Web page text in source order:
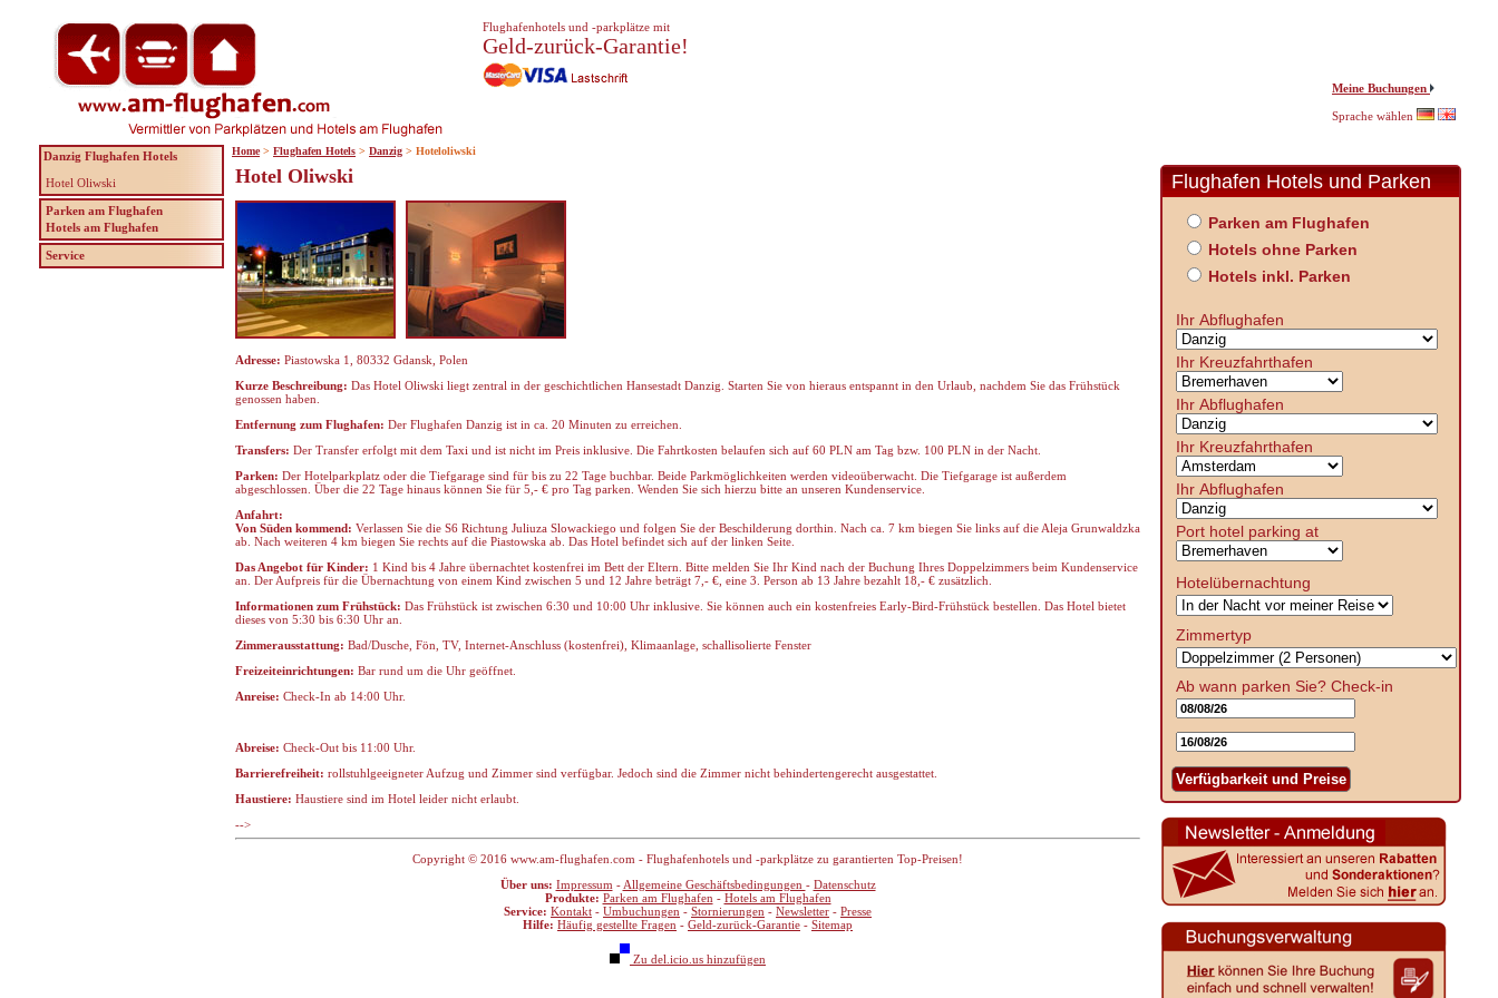
Hotel Oliwski
Adresse: Piastowska 1, 80332 Gdansk, Polen
Kurze Beschreibung: Das Hotel Oliwski liegt zentral in der geschichtlichen Hansestadt Danzig. Starten Sie von hieraus entspannt in den Urlaub, nachdem Sie das Frühstück
genossen haben.
Entfernung zum Flughafen: Der Flughafen Danzig ist in ca. 20 Minuten zu erreichen.
Transfers: Der Transfer erfolgt mit dem Taxi und ist nicht im Preis inklusive. Die Fahrtkosten belaufen sich auf 60 PLN am Tag bzw. 100 PLN in der Nacht.
Parken: Der Hotelparkplatz oder die Tiefgarage sind für bis zu 22 Tage buchbar. Beide Parkmöglichkeiten werden videoüberwacht. Die Tiefgarage ist außerdem
abgeschlossen. Über die 22 Tage hinaus können Sie für 5,- € pro Tag parken. Wenden Sie sich hierzu bitte an unseren Kundenservice.
Anfahrt:
Von Süden kommend: Verlassen Sie die S6 Richtung Juliuza Slowackiego und folgen Sie der Beschilderung dorthin. Nach ca. 7 km biegen Sie links auf die Aleja Grunwaldzka
ab. Nach weiteren 4 km biegen Sie rechts auf die Piastowska ab. Das Hotel befindet sich auf der linken Seite.
Das Angebot für Kinder: 1 Kind bis 4 Jahre übernachtet kostenfrei im Bett der Eltern. Bitte melden Sie Ihr Kind nach der Buchung Ihres Doppelzimmers beim Kundenservice
an. Der Aufpreis für die Übernachtung von einem Kind zwischen 5 und 12 Jahre beträgt 7,- €, eine 3. Person ab 13 Jahre bezahlt 18,- € zusätzlich.
Informationen zum Frühstück: Das Frühstück ist zwischen 6:30 und 10:00 Uhr inklusive. Sie können auch ein kostenfreies Early-Bird-Frühstück bestellen. Das Hotel bietet
dieses von 5:30 bis 6:30 Uhr an.
Zimmerausstattung: Bad/Dusche, Fön, TV, Internet-Anschluss (kostenfrei), Klimaanlage, schallisolierte Fenster
Freizeiteinrichtungen: Bar rund um die Uhr geöffnet.
Anreise: Check-In ab 14:00 Uhr.
Abreise: Check-Out bis 11:00 Uhr.
Barrierefreiheit: rollstuhlgeeigneter Aufzug und Zimmer sind verfügbar. Jedoch sind die Zimmer nicht behindertengerecht ausgestattet.
Haustiere: Haustiere sind im Hotel leider nicht erlaubt.
-->
Copyright © 2016 www.am-flughafen.com - Flughafenhotels und -parkplätze zu garantierten Top-Preisen!
Über uns: Impressum - Allgemeine Geschäftsbedingungen - Datenschutz
Produkte: Parken am Flughafen - Hotels am Flughafen
Service: Kontakt - Umbuchungen - Stornierungen - Newsletter - Presse
Hilfe: Häufig gestellte Fragen - Geld-zurück-Garantie - Sitemap
Zu del.icio.us hinzufügen
Meine Buchungen
Sprache wählen
Danzig Flughafen Hotels
Hotel Oliwski
Parken am Flughafen
Hotels am Flughafen
Service
Flughafen Hotels und Parken
Parken am Flughafen
Hotels ohne Parken
Hotels inkl. Parken
Ihr Abflughafen
Ihr Kreuzfahrthafen
Ihr Abflughafen
Ihr Kreuzfahrthafen
Ihr Abflughafen
Port hotel parking at
Hotelübernachtung
Zimmertyp
Ab wann parken Sie? Check-in
Verfügbarkeit und Preise
Flughafenhotels und -parkplätze mit
Geld-zurück-Garantie!
Home > Flughafen Hotels > Danzig > Hoteloliwski